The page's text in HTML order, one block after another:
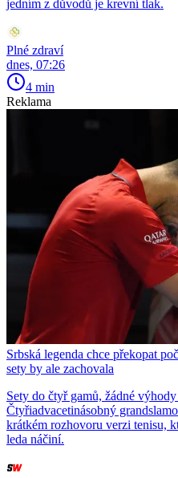
jedním z důvodů je krevní tlak.
Plné zdraví
dnes, 07:26
4 min
Reklama
Srbská legenda chce překopat
sety by ale zachovala
Sety do čtyř gamů, žádné
Čtyřiadvacetinásobný
krátkém rozhovoru verzi tenisu,
leda náčiní.